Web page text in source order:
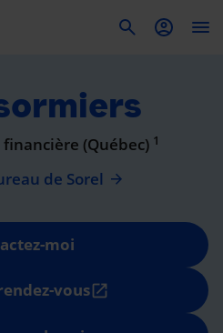
(Québec) 1
de Sorel
moi
vousopen_in_new